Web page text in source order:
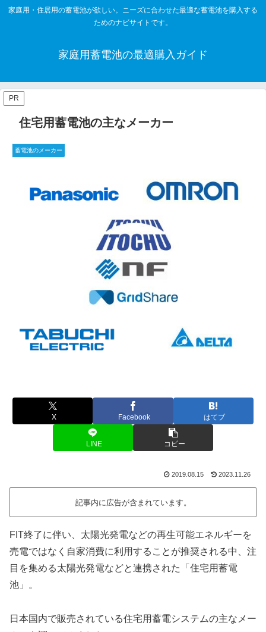
家庭用・住居用の蓄電池が欲しい。ニーズに合わせた最適な蓄電池を購入する
ためのナビサイトです。
家庭用蓄電池の最適購入ガイド
PR
住宅用蓄電池の主なメーカー
蓄電池のメーカー
X Facebook はてブ
LINE コピー
2019.08.15 2023.11.26
記事内に広告が含まれています。
FIT終了に伴い、太陽光発電などの再生可能エネルギーを
売電ではなく自家消費に利用することが推奨される中、注
目を集める太陽光発電などと連携された「住宅用蓄電
池」。
日本国内で販売されている住宅用蓄電システムの主なメー